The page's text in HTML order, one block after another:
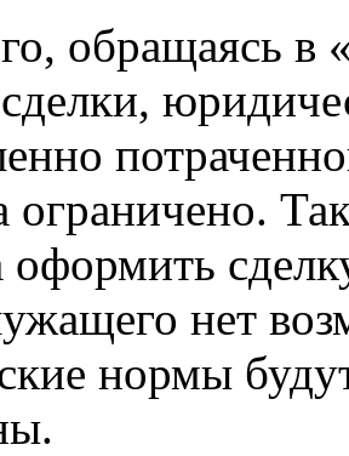
обращаясь в
ограничено.
оформить
нет
нормы